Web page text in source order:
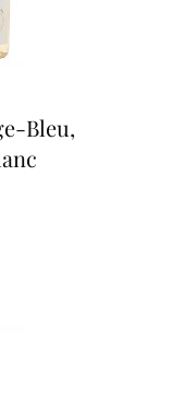
Bleu,